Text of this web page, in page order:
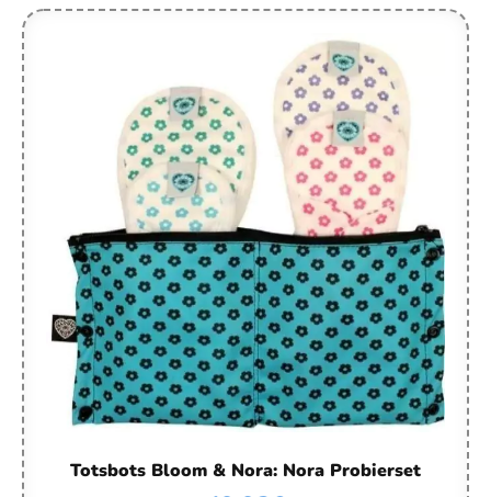
Totsbots Bloom & Nora: Nora Probierset